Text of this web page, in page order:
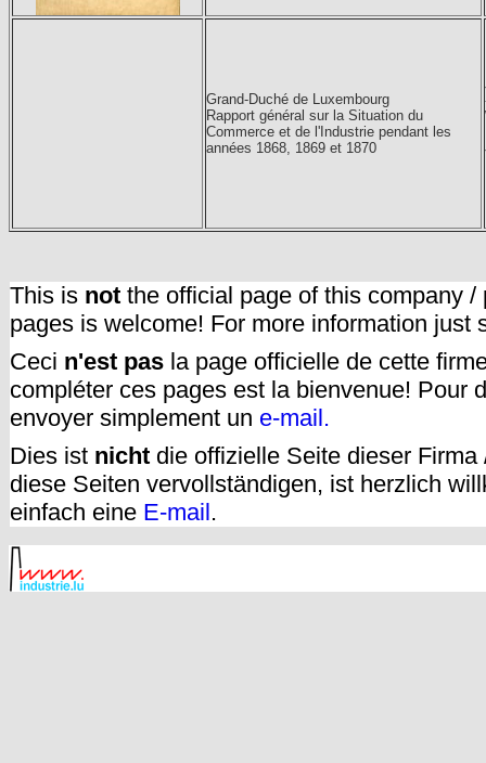
Grand-Duché de Luxembourg
Rapport général sur la Situation du
Commerce et de l'Industrie pendant les
années 1868, 1869 et 1870
This is not the official page of this company
pages is welcome! For more information just
Ceci n'est pas la page officielle de cette
compléter ces pages est la bienvenue! Pour
envoyer simplement un e-mail.
Dies ist nicht die offizielle Seite dieser
diese Seiten vervollständigen, ist herzlich
einfach eine E-mail.